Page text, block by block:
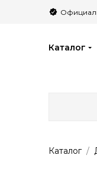
Каталог
Каталог